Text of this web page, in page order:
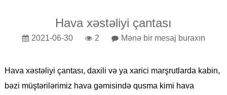
Hava xəstəliyi çantası
2021-06-30 2 Mənə bir mesaj buraxın
Hava xəstəliyi çantası, daxili və ya xarici marşrutlarda kabin,
bəzi müştərilərimiz hava gəmisində qusma kimi hava